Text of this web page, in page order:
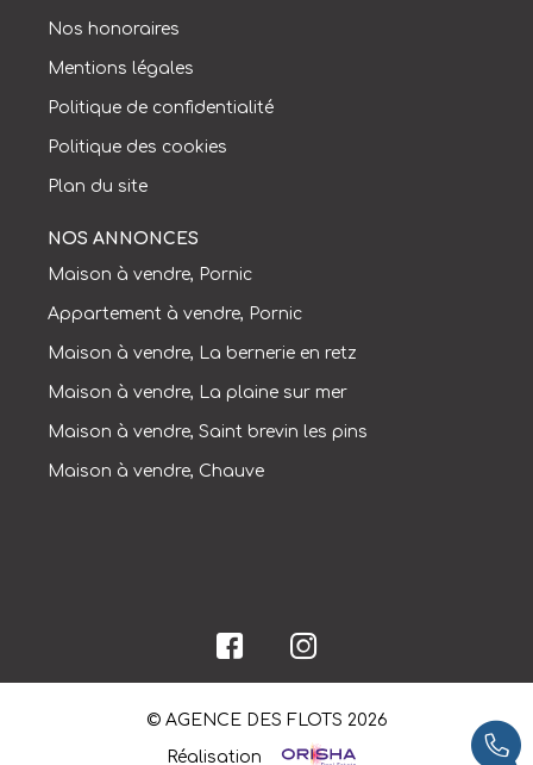
Nos honoraires
Mentions légales
Politique de confidentialité
Politique des cookies
Plan du site
NOS ANNONCES
Maison à vendre, Pornic
Appartement à vendre, Pornic
Maison à vendre, La bernerie en retz
Maison à vendre, La plaine sur mer
Maison à vendre, Saint brevin les pins
Maison à vendre, Chauve
© AGENCE DES FLOTS 2026
Réalisation